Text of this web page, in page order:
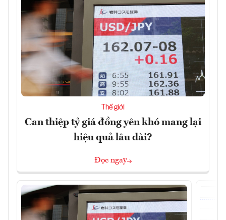
Thế giới
Can thiệp tỷ giá đồng yên khó mang lại
hiệu quả lâu dài?
Đọc ngay